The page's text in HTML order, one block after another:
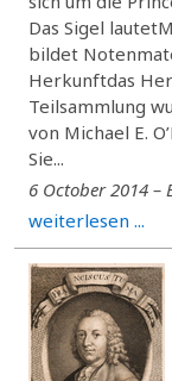
Das Sigel
bildet
Herkunftdas
Teilsammlung
von Michael E.
Sie...
6 October 2014
weiterlesen ...